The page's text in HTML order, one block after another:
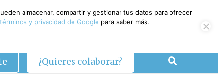
¿Quieres colaborar?
almacenar, compartir y gestionar tus datos para ofrecer
y privacidad de Google para saber más.